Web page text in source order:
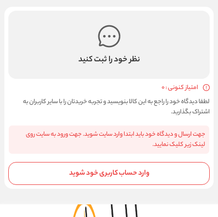
نظر خود را ثبت کنید
امتیاز کنونی : 0
لطفا دیدگاه خود را راجع به این کالا بنویسید و تجربه خریدتان را با سایر کاربران به
اشتراک بگذارید.
جهت ارسال و دیدگاه خود باید ابتدا وارد سایت شوید. جهت ورود به سایت روی
لینک زیر کلیک نمایید.
وارد حساب کاربری خود شوید